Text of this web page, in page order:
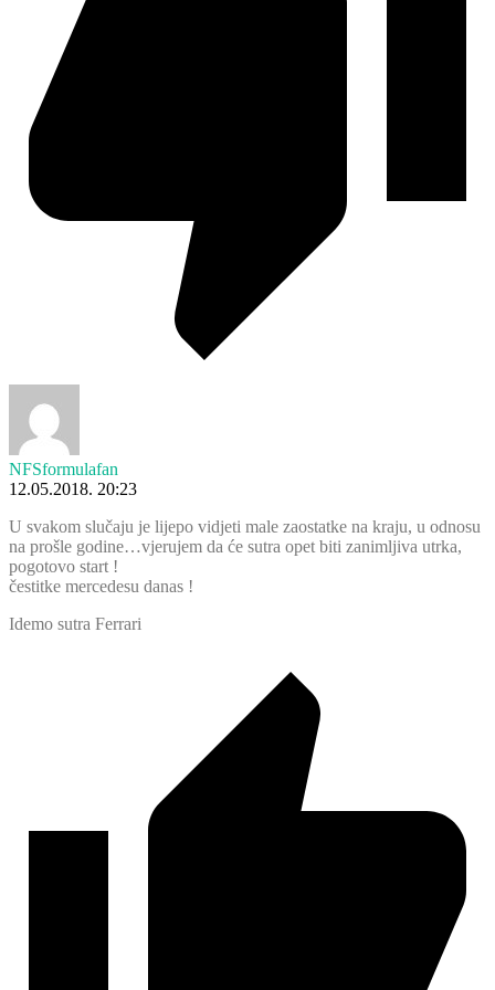
NFSformulafan
12.05.2018. 20:23
U svakom slučaju je lijepo vidjeti male zaostatke na kraju, u odnosu
na prošle godine…vjerujem da će sutra opet biti zanimljiva utrka,
pogotovo start !
čestitke mercedesu danas !
Idemo sutra Ferrari